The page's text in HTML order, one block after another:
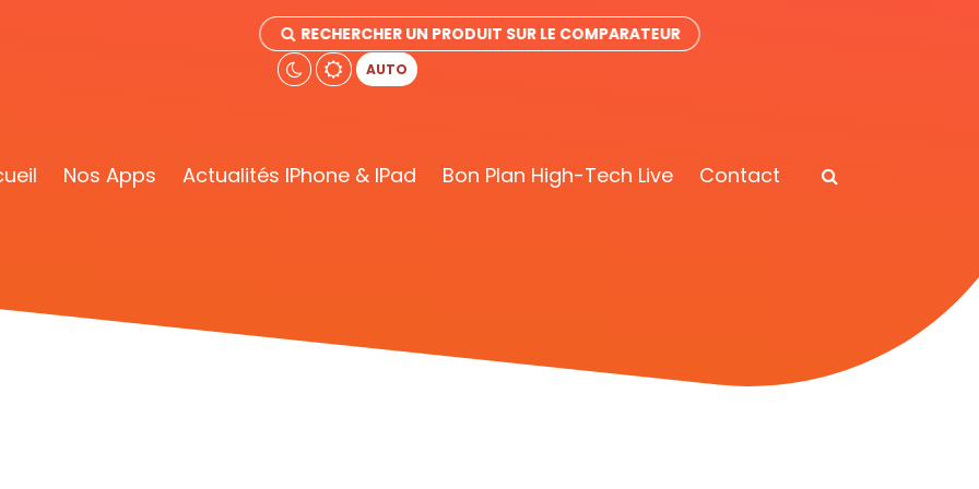
RECHERCHER UN PRODUIT SUR LE COMPARATEUR
AUTO
Nos Apps Actualités IPhone & IPad Bon Plan High-Tech Live Contact